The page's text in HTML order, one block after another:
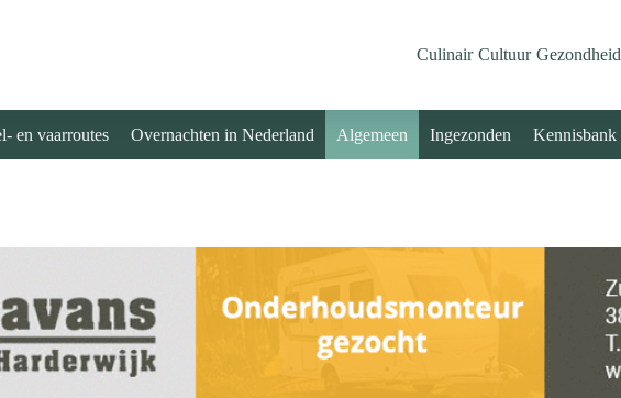
Culinair Cultuur Gezondheid
en vaarroutes Overnachten in Nederland Algemeen Ingezonden Kennisbank